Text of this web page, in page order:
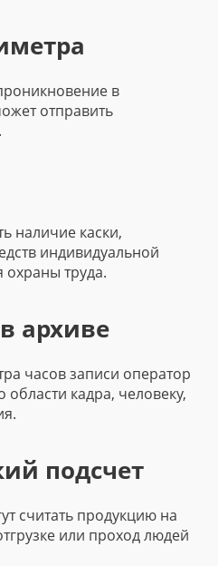
в
отправить
наличие каски,
индивидуальной
охраны труда.
архиве
часов записи оператор
кадра, человеку,
подсчет
считать продукцию на
или проход людей